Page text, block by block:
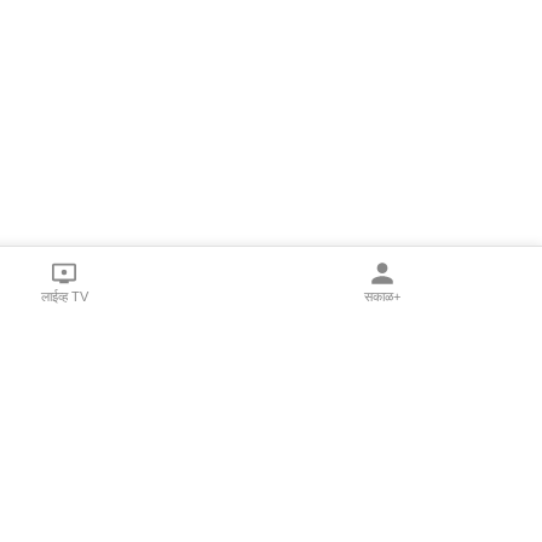
लाईव्ह TV सकाळ+